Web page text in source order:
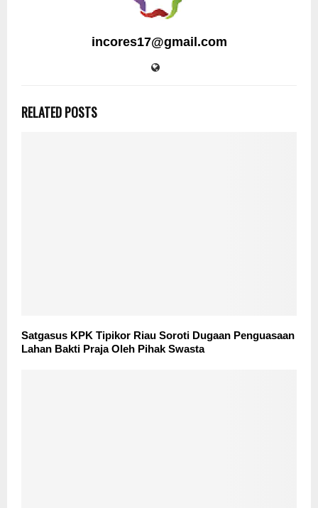
incores17@gmail.com
RELATED POSTS
Satgasus KPK Tipikor Riau Soroti Dugaan Penguasaan
Lahan Bakti Praja Oleh Pihak Swasta